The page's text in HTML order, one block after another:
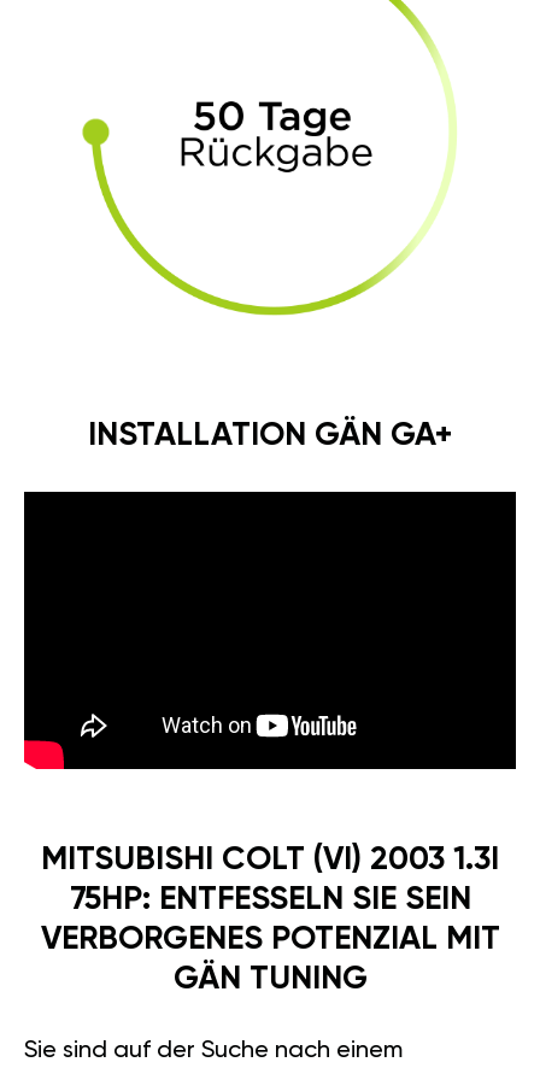
INSTALLATION GÄN GA+
MITSUBISHI COLT (VI) 2003 1.3I
75HP: ENTFESSELN SIE SEIN
VERBORGENES POTENZIAL MIT
GÄN TUNING
Sie sind auf der Suche nach einem